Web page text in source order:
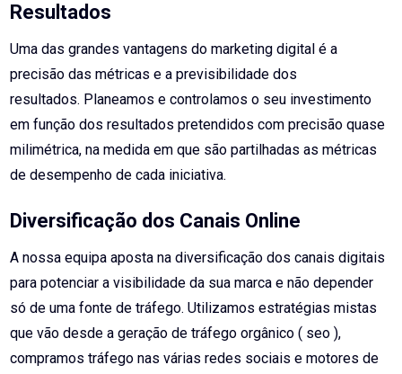
Resultados
Uma das grandes vantagens do marketing digital é a
precisão das métricas e a previsibilidade dos
resultados. Planeamos e controlamos o seu investimento
em função dos resultados pretendidos com precisão quase
milimétrica, na medida em que são partilhadas as métricas
de desempenho de cada iniciativa.
Diversificação dos Canais Online
A nossa equipa aposta na diversificação dos canais digitais
para potenciar a visibilidade da sua marca e não depender
só de uma fonte de tráfego. Utilizamos estratégias mistas
que vão desde a geração de tráfego orgânico ( seo ),
compramos tráfego nas várias redes sociais e motores de